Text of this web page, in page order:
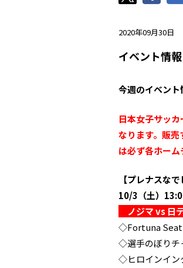
2020年09月30日
イベント情
今週のイベント
日本女子サッ
なります。販
は必ず各ホーム
【プレナスな
10/3（土）
ノジマ vs 日
◇Fortuna Seat
◇選手のぼりチ
◇ヒロインイン